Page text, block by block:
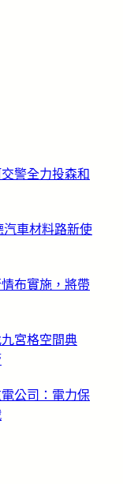
警全力投森和
汽車材料路新使
布實施，將帶
宮格空間典
公司：電力保